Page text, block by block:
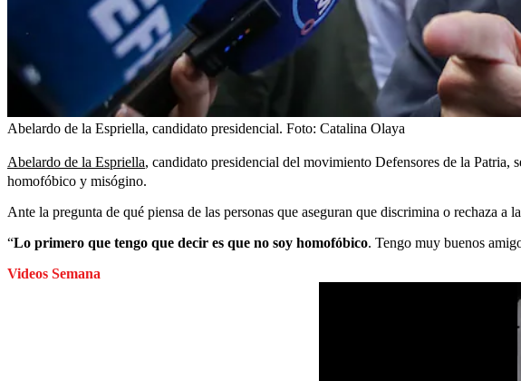
Abelardo de la Espriella, candidato presidencial. Foto: Catalina Olaya
Abelardo de la Espriella, candidato presidencial del movimiento Defensores de la
homofóbico y misógino.
Ante la pregunta de qué piensa de las personas que aseguran que discrimina o rechaza a
“Lo primero que tengo que decir es que no soy homofóbico. Tengo muy buenos
Videos Semana